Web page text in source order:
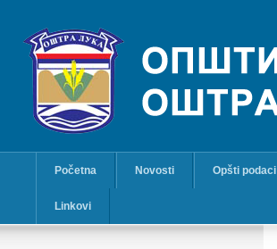
Početna Novosti Opšti podaci
Linkovi